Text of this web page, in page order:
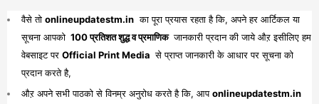
वैसे तो onlineupdatestm.in का पूरा प्रयास रहता है कि, अपने हर आर्टिकल या
सूचना आपको 100 प्रतिशत शुद्ध व प्रमाणिक जानकारी प्रदान की जाये औऱ इसीलिए हम
वेबसाइट पर Official Print Media से प्राप्त जानकारी के आधार पर सूचना को
प्रदान करते है,
औऱ अपने सभी पाठको से विनम्र अनुरोध करते है कि, आपonlineupdatestm.in